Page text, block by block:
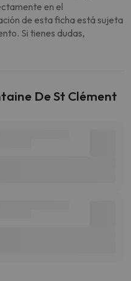
en el
de esta ficha está sujeta
Si tienes dudas,
De St Clément